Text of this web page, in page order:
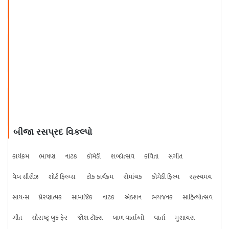
બીજા રસપ્રદ વિકલ્પો
કાર્યક્રમ ભાષણ નાટક કૉમેડી શબ્દોત્સવ કવિતા
સંગીત
વેબ સીરીઝ
શોર્ટ ફિલ્મ્સ ટોક કાર્યક્રમ રોમાંચક કોમેડી ફિલ્મ
રહસ્યમય
સાયન્સ
પ્રેરણાત્મક સામાજિક નાટક એક્શન ભયજનક
સાહિત્યોત્સવ
ગીત
સૌરાષ્ટ્ર બુક ફેર જોશ ટૉક્સ બાળ વાર્તાઓ વાર્તા મુશાયરા